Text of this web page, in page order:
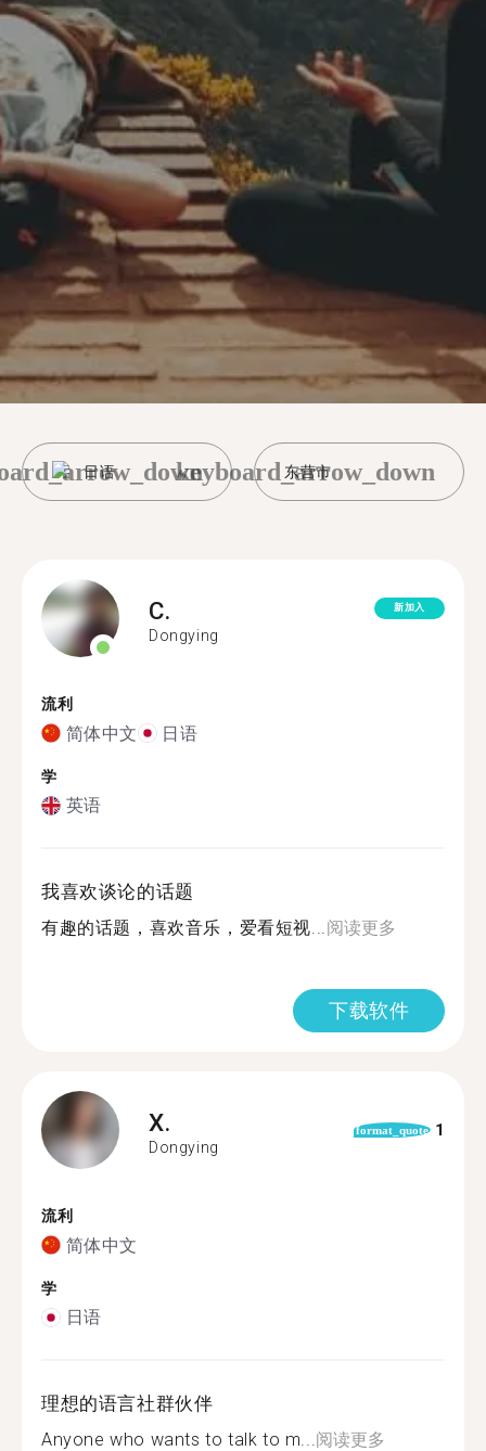
日语 东营市
keyboard_arrow_down
C.
Dongying
新加入
流利
简体中文 日语
学
英语
我喜欢谈论的话题
有趣的话题，喜欢音乐，爱看短视...阅读更多
下载软件
X.
Dongying
format_quote 1
流利
简体中文
学
日语
理想的语言社群伙伴
Anyone who wants to talk to m...阅读更多